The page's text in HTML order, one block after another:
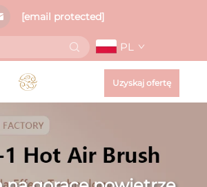
[email protected]
PL
Uzyskaj ofertę